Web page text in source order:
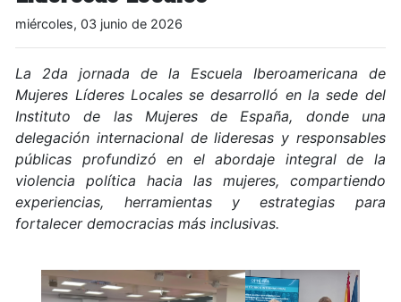
miércoles, 03 junio de 2026
La 2da jornada de la Escuela Iberoamericana de
Mujeres Líderes Locales se desarrolló en la sede del
Instituto de las Mujeres de España, donde una
delegación internacional de lideresas y responsables
públicas profundizó en el abordaje integral de la
violencia política hacia las mujeres, compartiendo
experiencias, herramientas y estrategias para
fortalecer democracias más inclusivas.